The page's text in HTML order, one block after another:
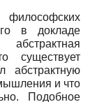
в докладе
существует
абстрактную
и что
Подобное